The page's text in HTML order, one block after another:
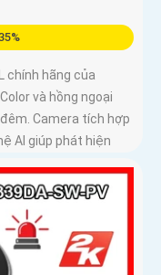
chính hãng của
và hồng ngoại
Camera tích hợp
AI giúp phát hiện